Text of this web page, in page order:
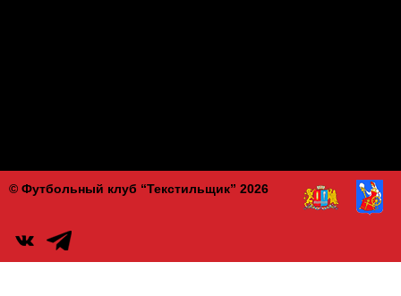
© Футбольный клуб “Текстильщик” 2026